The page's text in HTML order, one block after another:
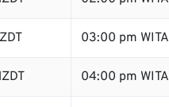
03:00 pm WITA
04:00 pm WITA